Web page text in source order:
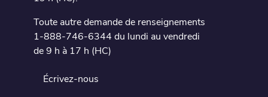
Toute autre demande de renseignements
1-888-746-6344 du lundi au vendredi
de 9 h à 17 h (HC)
Écrivez-nous